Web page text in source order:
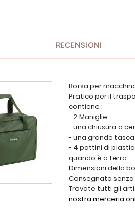
RECENSIONI
Borsa per
Pratico per il
contiene :
- 2 Maniglie
- una chiusura a
- una grande
- 4 pattini di
quando è a terra.
Dimensioni della
Consegnato
Trovate tutti gli
nostra merceria